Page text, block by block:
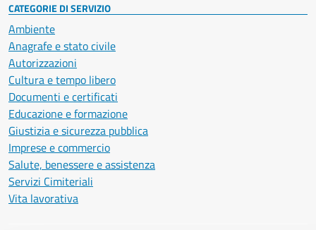
CATEGORIE DI SERVIZIO
Ambiente
Anagrafe e stato civile
Autorizzazioni
Cultura e tempo libero
Documenti e certificati
Educazione e formazione
Giustizia e sicurezza pubblica
Imprese e commercio
Salute, benessere e assistenza
Servizi Cimiteriali
Vita lavorativa